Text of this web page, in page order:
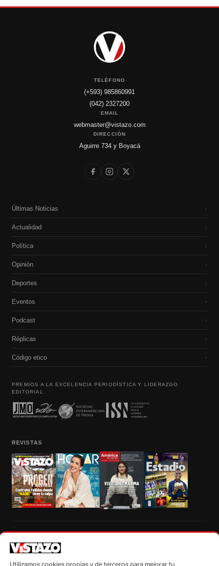
TELÉFONO
(+593) 985860991
(042) 2327200
EMAIL
webmaster@vistazo.com
DIRECCIÓN
Aguirre 734 y Boyacá
Últimas Noticias ›
Actualidad ›
Política ›
Opinión ›
Deportes ›
Eventos ›
Podcast ›
Réplicas ›
Código etico ›
PREMIOS A LA EXCELENCIA PERIODÍSTICA Y LIDERAZGO
EDITORIAL
REVISTAS
autorización escrita de su titular, de todos los contenidos de Vistazo.com.
Utilizamos cookies propias y de terceros para mejorar tu